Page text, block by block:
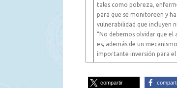
tales como pobreza,
para que se monitoreen y
vulnerabilidad que incluyen
“No debemos olvidar que el
es, además de un
importante inversión para el
compartir